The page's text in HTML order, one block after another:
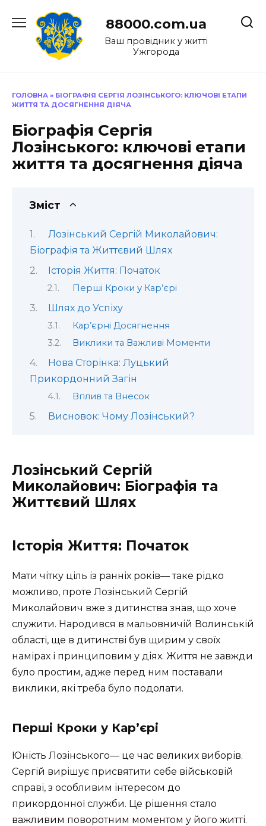
до
88000.com.ua
Ваш провідник у житті
Ужгорода
ГОЛОВНА » БІОГРАФІЯ СЕРГІЯ ЛОЗІНСЬКОГО: КЛЮЧОВІ ЕТАПИ
ЖИТТЯ ТА ДОСЯГНЕННЯ ДІЯЧА
Біографія Сергія
Лозінського: ключові етапи
життя та досягнення діяча
Зміст
Лозінський Сергій Миколайович:
Біографія та Життєвий Шлях
Історія Життя: Початок
Перші Кроки у Кар’єрі
Шлях до Успіху
Кар’єрні Досягнення
Виклики та Важливі Моменти
Нова Сторінка: Луцький
Прикордонний Загін
Вплив та Внесок
Висновок: Чому Лозінський?
Лозінський Сергій
Миколайович: Біографія та
Життєвий Шлях
Історія Життя: Початок
Мати чітку ціль із ранніх років— таке рідко
можливо, проте Лозінський Сергій
Миколайович вже з дитинства знав, що хоче
служити. Народився в мальовничій Волинській
області, ще в дитинстві був щирим у своїх
намірах і принциповим у діях. Життя не завжди
було простим, адже перед ним поставали
виклики, які треба було подолати.
Перші Кроки у Кар’єрі
Юність Лозінського— це час великих виборів.
Сергій вирішує присвятити себе військовій
справі, з особливим інтересом до
прикордонної служби. Це рішення стало
важливим поворотним моментом у його житті.